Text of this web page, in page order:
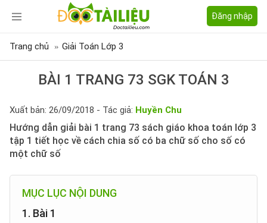
Đăng nhập
Trang chủ Giải Toán Lớp 3
BÀI 1 TRANG 73 SGK TOÁN 3
Xuất bản: 26/09/2018 - Tác giả: Huyền Chu
Hướng dẫn giải bài 1 trang 73 sách giáo khoa toán lớp 3
tập 1 tiết học về cách chia số có ba chữ số cho số có
một chữ số
MỤC LỤC NỘI DUNG
1. Bài 1